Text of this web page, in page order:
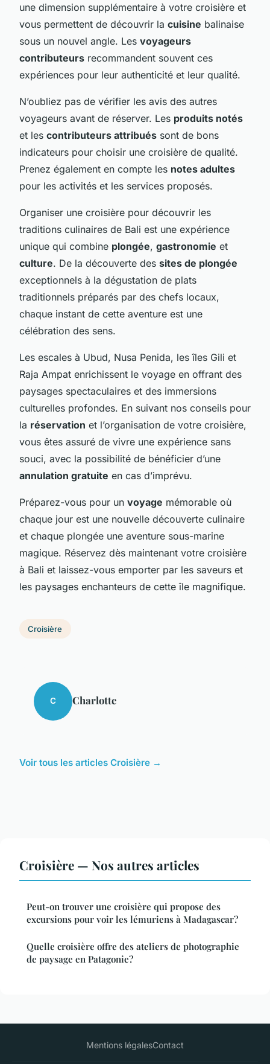
une dimension supplémentaire à votre croisière et
vous permettent de découvrir la cuisine balinaise
sous un nouvel angle. Les voyageurs
contributeurs recommandent souvent ces
expériences pour leur authenticité et leur qualité.
N’oubliez pas de vérifier les avis des autres
voyageurs avant de réserver. Les produits notés
et les contributeurs attribués sont de bons
indicateurs pour choisir une croisière de qualité.
Prenez également en compte les notes adultes
pour les activités et les services proposés.
Organiser une croisière pour découvrir les
traditions culinaires de Bali est une expérience
unique qui combine plongée, gastronomie et
culture. De la découverte des sites de plongée
exceptionnels à la dégustation de plats
traditionnels préparés par des chefs locaux,
chaque instant de cette aventure est une
célébration des sens.
Les escales à Ubud, Nusa Penida, les îles Gili et
Raja Ampat enrichissent le voyage en offrant des
paysages spectaculaires et des immersions
culturelles profondes. En suivant nos conseils pour
la réservation et l’organisation de votre croisière,
vous êtes assuré de vivre une expérience sans
souci, avec la possibilité de bénéficier d’une
annulation gratuite en cas d’imprévu.
Préparez-vous pour un voyage mémorable où
chaque jour est une nouvelle découverte culinaire
et chaque plongée une aventure sous-marine
magique. Réservez dès maintenant votre croisière
à Bali et laissez-vous emporter par les saveurs et
les paysages enchanteurs de cette île magnifique.
Croisière
C Charlotte
Voir tous les articles Croisière →
Croisière — Nos autres articles
Peut-on trouver une croisière qui propose des
excursions pour voir les lémuriens à Madagascar?
Quelle croisière offre des ateliers de photographie
de paysage en Patagonie?
Mentions légalesContact